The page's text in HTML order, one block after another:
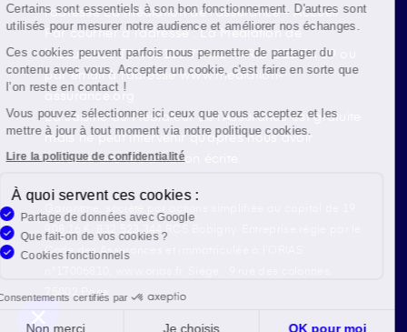
l’adresse La médiation de l’assurance - Accueil
Par courrier à l’adresse : La Médiation de
l’Assurance TSA 50110 75441 PARIS CEDEX 09 ou
par email à l’adresse www.mediation-
assurance.org
La saisine du Médiateur de l’Assurance est gratuite
mais ne peut intervenir qu’après nous avoir
adressé une réclamation écrite.
Code des Assurances et immatriculée à l’ORIAS
75002 Paris
Certains sont essentiels à son bon fonctionnement. D'autres sont
utilisés pour mesurer notre audience et améliorer nos échanges.
Ces cookies peuvent parfois nous permettre de partager du
contenu avec vous. Accepter un cookie, c'est faire en sorte que
l’on reste en contact !
Vous pouvez sélectionner ici ceux que vous acceptez et les
mettre à jour à tout moment via notre politique cookies.
Lire la politique de confidentialité
À quoi servent ces cookies :
Partage de données avec Google
Que fait-on de vos cookies ?
Cookies fonctionnels
Consentements certifiés par
Non merci Je choisis OK pour moi